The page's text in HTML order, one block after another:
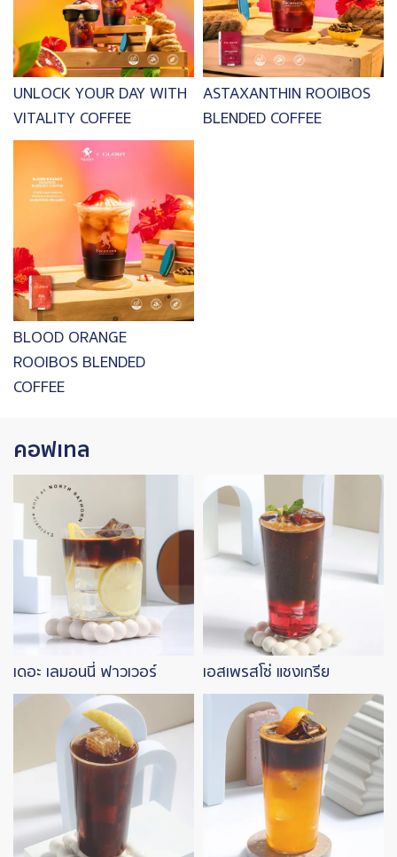
UNLOCK YOUR DAY WITH
VITALITY COFFEE
ASTAXANTHIN ROOIBOS
BLENDED COFFEE
Image
BLOOD ORANGE
ROOIBOS BLENDED
COFFEE
คอฟเทล
Image
เดอะ เลมอนนี่ ฟาวเวอร์
Image
เอสเพรสโซ่ แชงเกรีย
Image
Image